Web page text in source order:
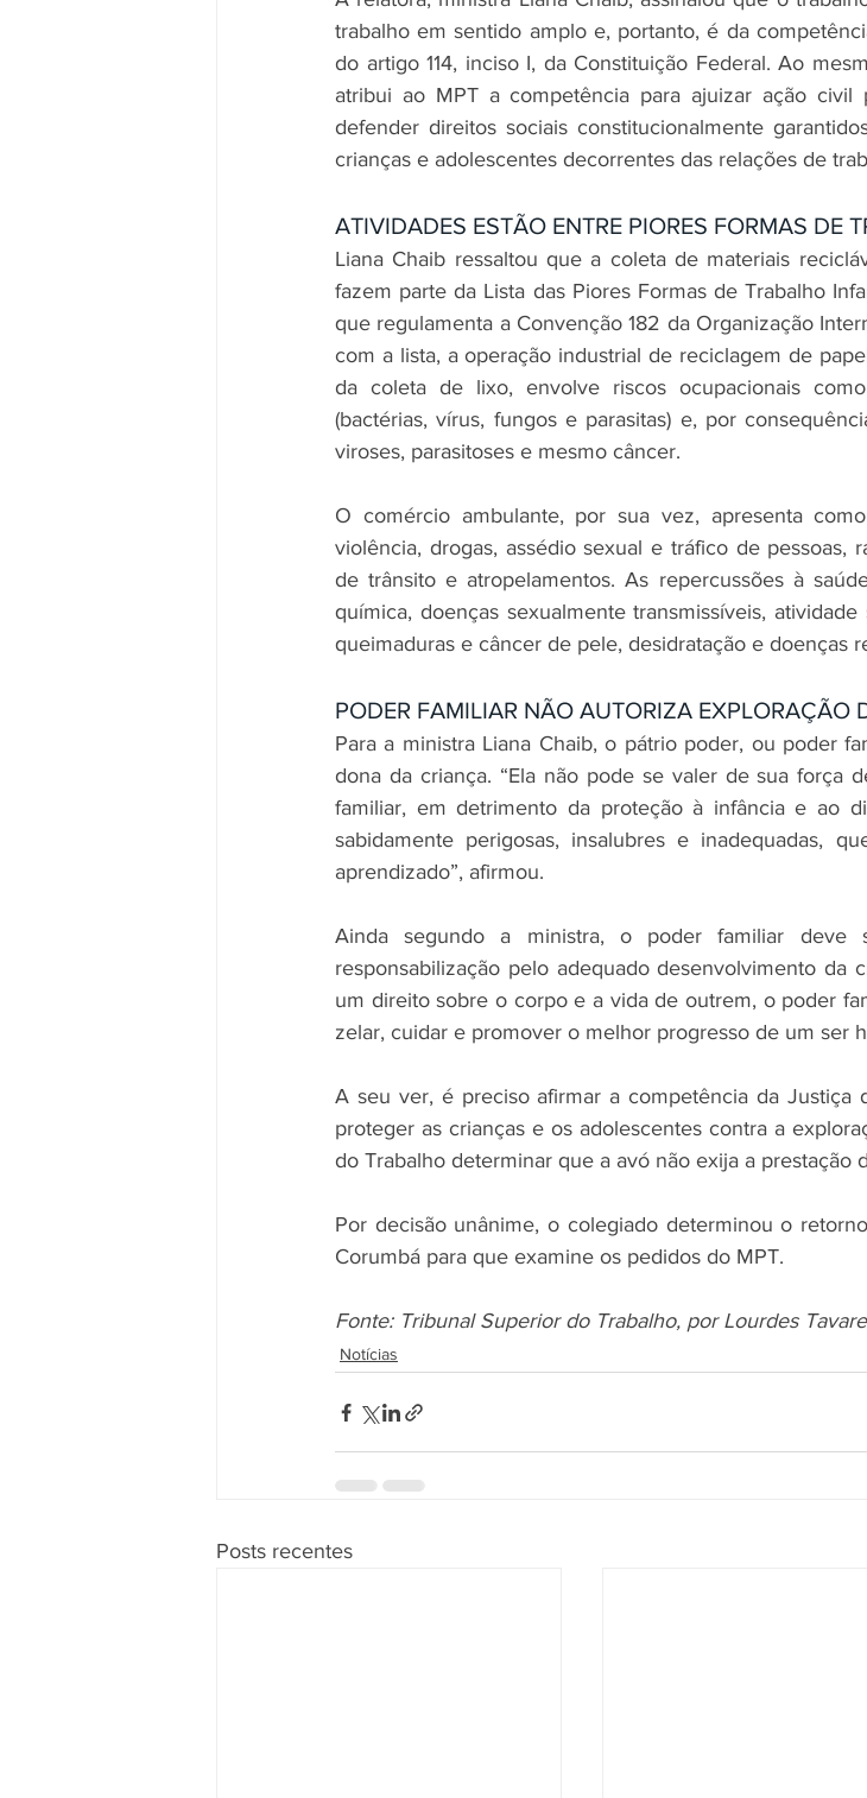
trabalho em sentido amplo e, portanto, é da
do artigo 114, inciso I, da Constituição Federal. Ao
atribui ao MPT a competência para ajuizar ação civil
defender direitos sociais constitucionalmente
crianças e adolescentes decorrentes das relações de
ATIVIDADES ESTÃO ENTRE PIORES FORMAS DE
Liana Chaib ressaltou que a coleta de materiais
fazem parte da Lista das Piores Formas de Trabalho
que regulamenta a Convenção 182 da Organização
com a lista, a operação industrial de reciclagem de
da coleta de lixo, envolve riscos ocupacionais
(bactérias, vírus, fungos e parasitas) e, por
viroses, parasitoses e mesmo câncer.
O comércio ambulante, por sua vez, apresenta
violência, drogas, assédio sexual e tráfico de pessoas,
de trânsito e atropelamentos. As repercussões à
química, doenças sexualmente transmissíveis,
queimaduras e câncer de pele, desidratação e doenças
PODER FAMILIAR NÃO AUTORIZA EXPLORAÇÃO
Para a ministra Liana Chaib, o pátrio poder, ou poder
dona da criança. “Ela não pode se valer de sua força
familiar, em detrimento da proteção à infância e ao
sabidamente perigosas, insalubres e inadequadas,
aprendizado”, afirmou.
Ainda segundo a ministra, o poder familiar
responsabilização pelo adequado desenvolvimento da
um direito sobre o corpo e a vida de outrem, o poder
zelar, cuidar e promover o melhor progresso de um ser
A seu ver, é preciso afirmar a competência da Justiça
proteger as crianças e os adolescentes contra a
do Trabalho determinar que a avó não exija a prestação
Por decisão unânime, o colegiado determinou o
Corumbá para que examine os pedidos do MPT.
Fonte: Tribunal Superior do Trabalho, por Lourdes
Notícias
Posts recentes